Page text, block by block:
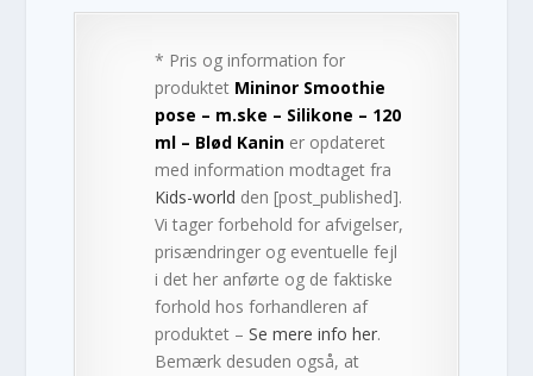
* Pris og information for
produktet Mininor Smoothie
pose – m.ske – Silikone – 120
ml – Blød Kanin er opdateret
med information modtaget fra
Kids-world den [post_published].
Vi tager forbehold for afvigelser,
prisændringer og eventuelle fejl
i det her anførte og de faktiske
forhold hos forhandleren af
produktet –Se mere info her.
Bemærk desuden også, at